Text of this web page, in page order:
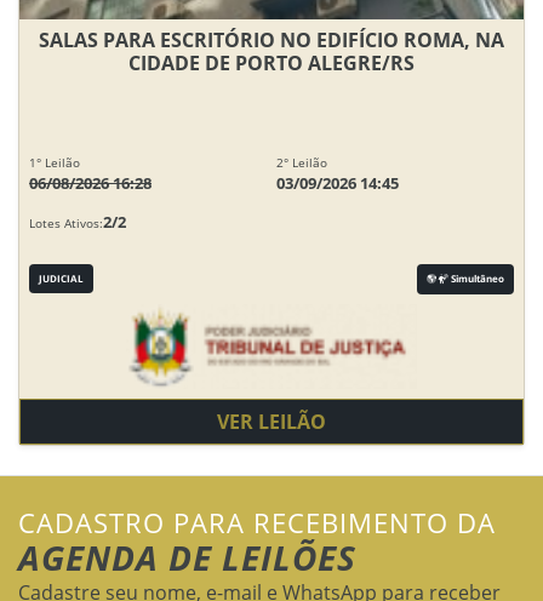
SALAS PARA ESCRITÓRIO NO EDIFÍCIO ROMA, NA
CIDADE DE PORTO ALEGRE/RS
1° Leilão
06/08/2026 16:28
2° Leilão
03/09/2026 14:45
Lotes Ativos:2/2
JUDICIAL Simultâneo
VER LEILÃO
CADASTRO PARA RECEBIMENTO DA
AGENDA DE LEILÕES
Cadastre seu nome, e-mail e WhatsApp para receber